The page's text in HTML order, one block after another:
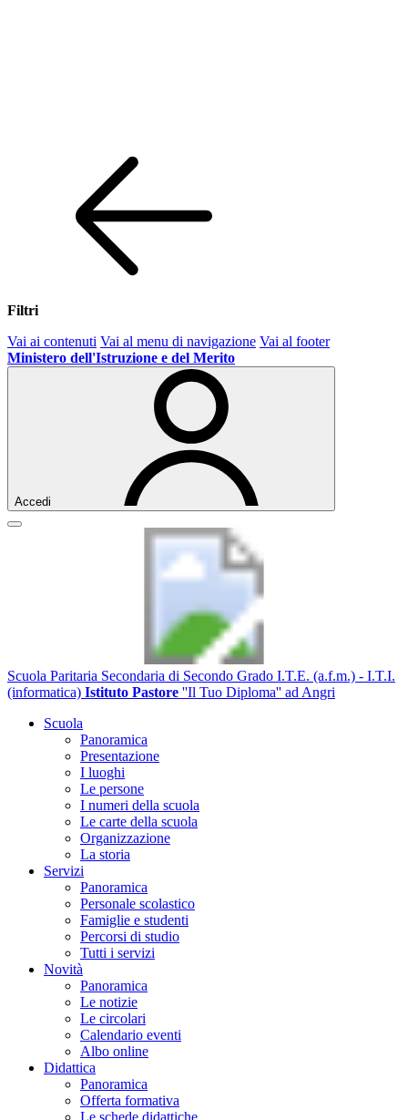
Filtri
Vai ai contenuti Vai al menu di navigazione Vai al footer
Ministero dell'Istruzione e del Merito
Accedi
Scuola Paritaria Secondaria di Secondo Grado I.T.E. (a.f.m.) - I.T.I.
(informatica) Istituto Pastore ''Il Tuo Diploma'' ad Angri
Scuola
Panoramica
Presentazione
I luoghi
Le persone
I numeri della scuola
Le carte della scuola
Organizzazione
La storia
Servizi
Panoramica
Personale scolastico
Famiglie e studenti
Percorsi di studio
Tutti i servizi
Novità
Panoramica
Le notizie
Le circolari
Calendario eventi
Albo online
Didattica
Panoramica
Offerta formativa
Le schede didattiche